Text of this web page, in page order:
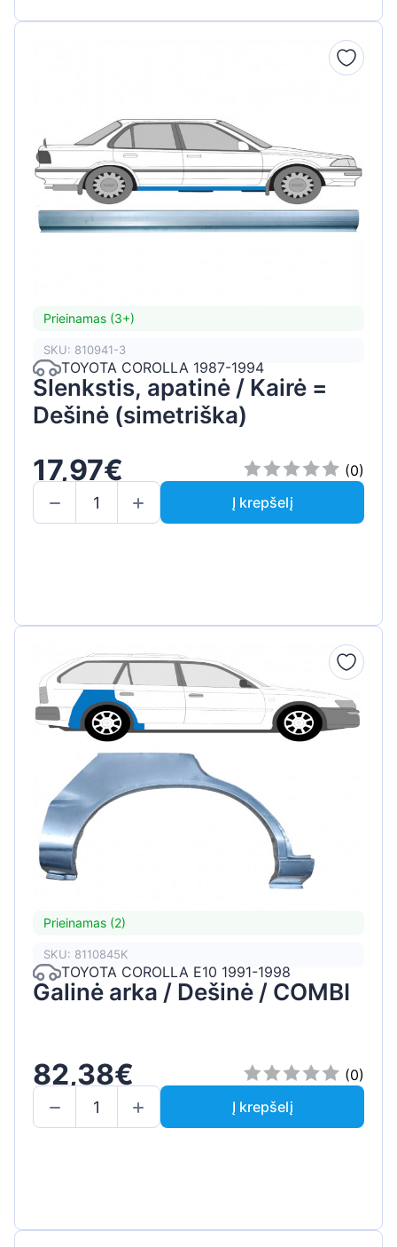
Prieinamas (3+)
SKU: 810941-3
TOYOTA COROLLA 1987-1994
Slenkstis, apatinė / Kairė =
Dešinė (simetriška)
17,97€
(0)
Į krepšelį
Prieinamas (2)
SKU: 8110845K
TOYOTA COROLLA E10 1991-1998
Galinė arka / Dešinė / COMBI
82,38€
(0)
Į krepšelį